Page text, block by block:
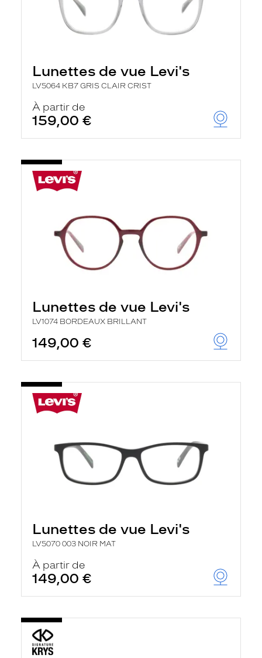
Lunettes de vue Levi's
LV5064 KB7 GRIS CLAIR CRIST
À partir de
159,00 €
Lunettes de vue Levi's
LV1074 BORDEAUX BRILLANT
149,00 €
Lunettes de vue Levi's
LV5070 003 NOIR MAT
À partir de
149,00 €